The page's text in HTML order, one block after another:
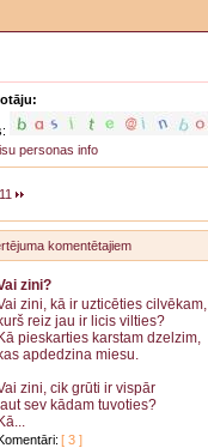
personas info
11
komentētajiem
zini?
zini, kā ir uzticēties cilvēkam,
kurš reiz jau ir licis vilties?
Kā pieskarties karstam dzelzim,
kas apdedzina miesu.
zini, cik grūti ir vispār
ļaut sev kādam tuvoties?
Kā...
[ 3 ]